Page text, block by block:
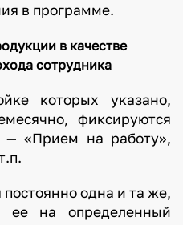
в программе.
в качестве
сотрудника
которых указано,
фиксируются
— «Прием на работу»,
одна и та же,
ее на определенный